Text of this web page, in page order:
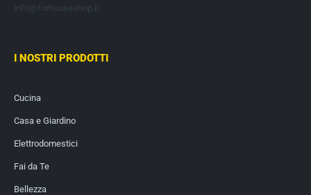
info@forhouseshop.it
I NOSTRI PRODOTTI
Cucina
Casa e Giardino
Elettrodomestici
Fai da Te
Bellezza